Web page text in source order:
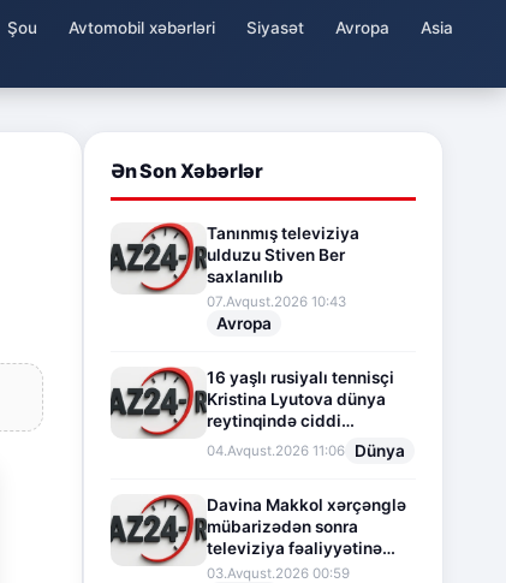
Şou Avtomobil xəbərləri Siyasət Avropa
Asia
Ən Son Xəbərlər
Tanınmış televiziya
ulduzu Stiven Ber
saxlanılıb
07.Avqust.2026 10:43
Avropa
16 yaşlı rusiyalı tennisçi
Kristina Lyutova dünya
reytinqində ciddi
irəliləyişə imza atdı
04.Avqust.2026 11:06 Dünya
Davina Makkol xərçənglə
mübarizədən sonra
televiziya fəaliyyətinə
fasilə verir
03.Avqust.2026 00:59